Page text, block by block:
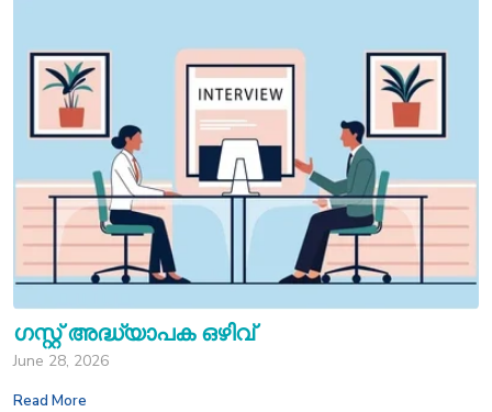
ഗസ്റ്റ് അദ്ധ്യാപക ഒഴിവ്
June 28, 2026
Read More